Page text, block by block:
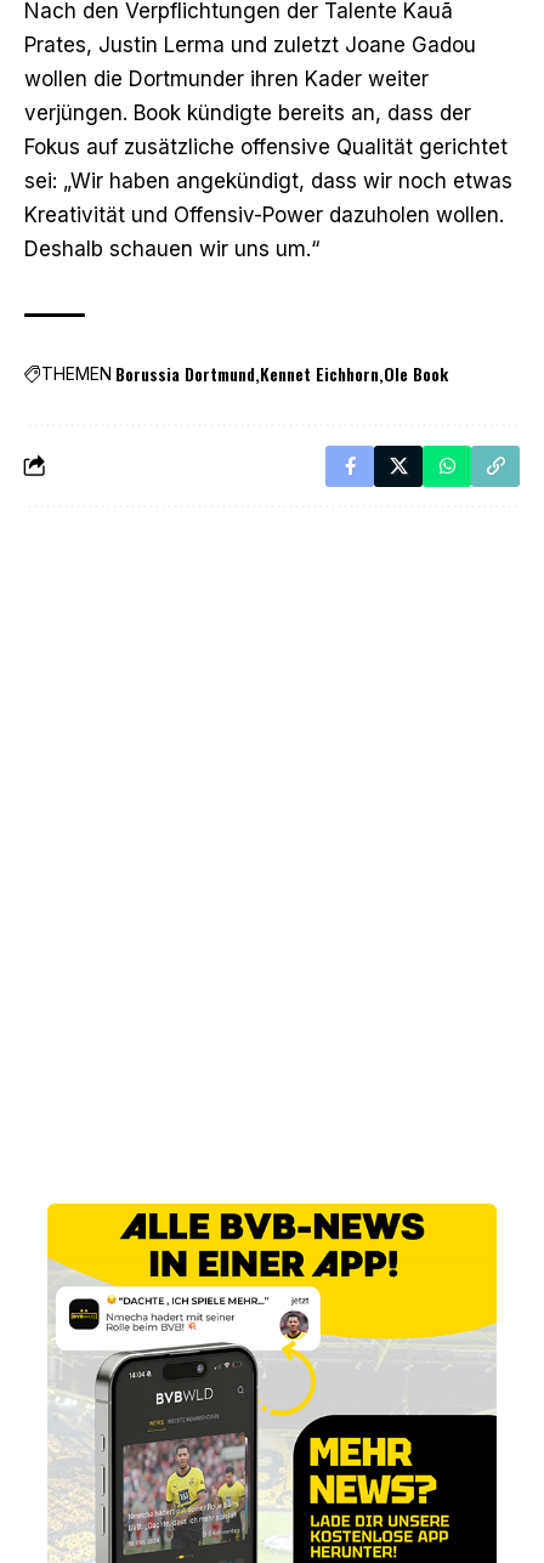
Nach den Verpflichtungen der Talente Kauã
Prates, Justin Lerma und zuletzt Joane Gadou
wollen die Dortmunder ihren Kader weiter
verjüngen. Book kündigte bereits an, dass der
Fokus auf zusätzliche offensive Qualität gerichtet
sei: „Wir haben angekündigt, dass wir noch etwas
Kreativität und Offensiv-Power dazuholen wollen.
Deshalb schauen wir uns um.“
THEMEN Borussia Dortmund Kennet Eichhorn Ole Book